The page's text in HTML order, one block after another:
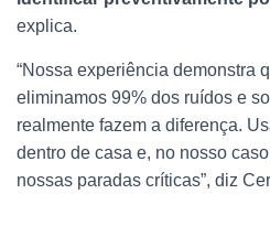
explica.
“Nossa experiência demonstra
eliminamos 99% dos ruídos e
realmente fazem a diferença.
dentro de casa e, no nosso
nossas paradas críticas”, diz